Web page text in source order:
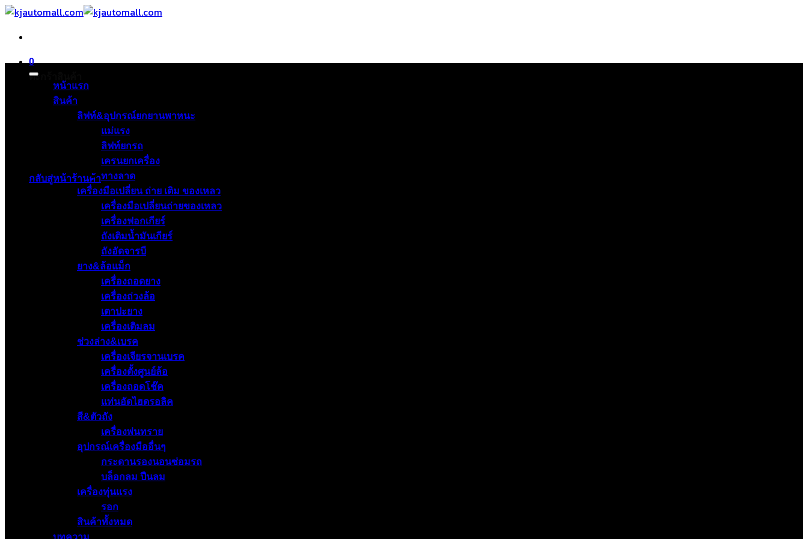
ข้าม
0
ตะกร้าสินค้า
ไม่มีสินค้าในตะกร้า
กลับสู่หน้าร้านค้า
หน้าแรก
สินค้า
ลิฟท์&อุปกรณ์ยกยานพาหนะ
แม่แรง
ลิฟท์ยกรถ
เครนยกเครื่อง
ทางลาด
เครื่องมือเปลี่ยน ถ่าย เติม ของเหลว
เครื่องมือเปลี่ยนถ่ายของเหลว
เครื่องฟอกเกียร์
ถังเติมน้ำมันเกียร์
ถังอัดจารบี
ยาง&ล้อแม็ก
เครื่องถอดยาง
เครื่องถ่วงล้อ
เตาปะยาง
เครื่องเติมลม
ช่วงล่าง&เบรค
เครื่องเจียรจานเบรค
เครื่องตั้งศูนย์ล้อ
เครื่องถอดโช๊ค
แท่นอัดไฮดรอลิค
สี&ตัวถัง
เครื่องพ่นทราย
อุปกรณ์เครื่องมืออื่นๆ
กระดานรองนอนซ่อมรถ
บล็อกลม ปืนลม
เครื่องทุ่นแรง
รอก
สินค้าทั้งหมด
บทความ